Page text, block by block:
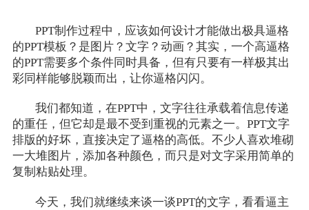
PPT制作过程中，应该如何设计才能做出极具逼格
的PPT模板？是图片？文字？动画？其实，一个高逼格
的PPT需要多个条件同时具备，但有只要有一样极其出
彩同样能够脱颖而出，让你逼格闪闪。
我们都知道，在PPT中，文字往往承载着信息传递
的重任，但它却是最不受到重视的元素之一。PPT文字
排版的好坏，直接决定了逼格的高低。不少人喜欢堆砌
一大堆图片，添加各种颜色，而只是对文字采用简单的
复制粘贴处理。
今天，我们就继续来谈一谈PPT的文字，看看逼主